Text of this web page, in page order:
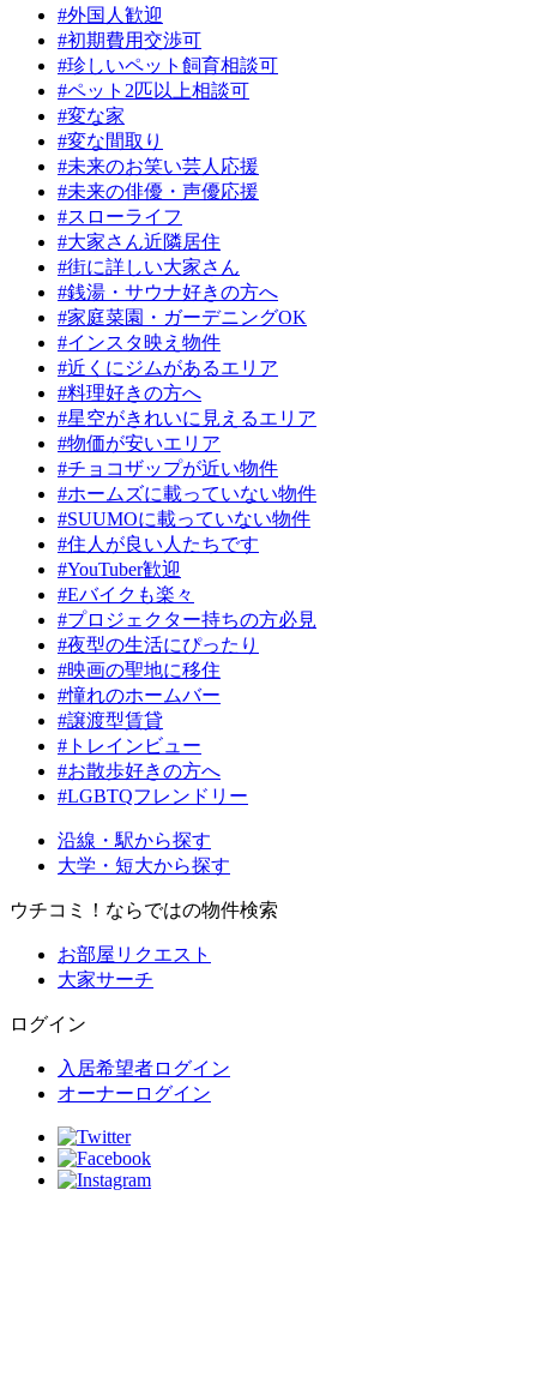
#外国人歓迎
#初期費用交渉可
#珍しいペット飼育相談可
#ペット2匹以上相談可
#変な家
#変な間取り
#未来のお笑い芸人応援
#未来の俳優・声優応援
#スローライフ
#大家さん近隣居住
#街に詳しい大家さん
#銭湯・サウナ好きの方へ
#家庭菜園・ガーデニングOK
#インスタ映え物件
#近くにジムがあるエリア
#料理好きの方へ
#星空がきれいに見えるエリア
#物価が安いエリア
#チョコザップが近い物件
#ホームズに載っていない物件
#SUUMOに載っていない物件
#住人が良い人たちです
#YouTuber歓迎
#Eバイクも楽々
#プロジェクター持ちの方必見
#夜型の生活にぴったり
#映画の聖地に移住
#憧れのホームバー
#譲渡型賃貸
#トレインビュー
#お散歩好きの方へ
#LGBTQフレンドリー
沿線・駅から探す
大学・短大から探す
ウチコミ！ならではの物件検索
お部屋リクエスト
大家サーチ
ログイン
入居希望者ログイン
オーナーログイン